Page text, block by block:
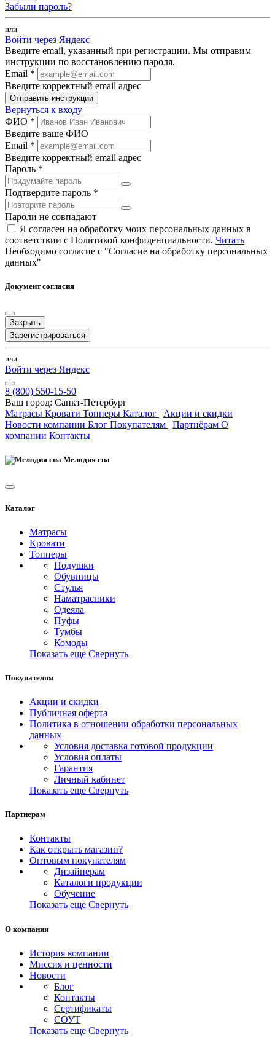
Забыли пароль?
или
Войти через Яндекс
Введите email, указанный при регистрации. Мы отправим
инструкции по восстановлению пароля.
Email *
Введите корректный email адрес
Отправить инструкции
Вернуться к входу
ФИО *
Введите ваше ФИО
Email *
Введите корректный email адрес
Пароль *
Подтвердите пароль *
Пароли не совпадают
Я согласен на обработку моих персональных данных в
соответствии с Политикой конфиденциальности. Читать
Необходимо согласие с "Согласие на обработку персональных
данных"
Документ согласия
Закрыть
Зарегистрироваться
или
Войти через Яндекс
8 (800) 550-15-50
Ваш город: Санкт-Петербург
Матрасы Кровати Топперы Каталог | Акции и скидки
Новости компании Блог Покупателям | Партнёрам О
компании Контакты
Мелодия сна
Каталог
Матрасы
Кровати
Топперы
Подушки
Обувницы
Стулья
Наматрасники
Одеяла
Пуфы
Тумбы
Комоды
Показать еще Свернуть
Покупателям
Акции и скидки
Публичная оферта
Политика в отношении обработки персональных
данных
Условия доставка готовой продукции
Условия оплаты
Гарантия
Личный кабинет
Показать еще Свернуть
Партнерам
Контакты
Как открыть магазин?
Оптовым покупателям
Дизайнерам
Каталоги продукции
Обучение
Показать еще Свернуть
О компании
История компании
Миссия и ценности
Новости
Блог
Контакты
Сертификаты
СОУТ
Показать еще Свернуть